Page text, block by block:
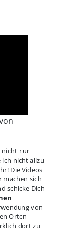
nicht nur
ich nicht allzu
Die Videos
machen sich
schicke Dich
von
Orten
dort zu